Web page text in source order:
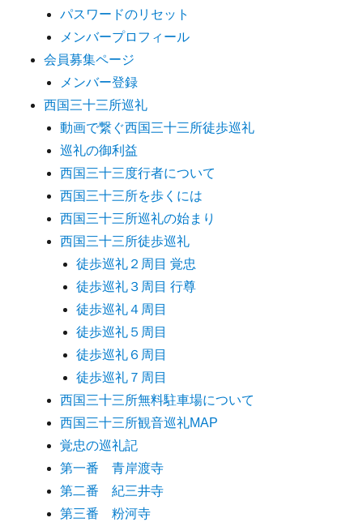
パスワードのリセット
メンバープロフィール
会員募集ページ
メンバー登録
西国三十三所巡礼
動画で繋ぐ西国三十三所徒歩巡礼
巡礼の御利益
西国三十三度行者について
西国三十三所を歩くには
西国三十三所巡礼の始まり
西国三十三所徒歩巡礼
徒歩巡礼２周目 覚忠
徒歩巡礼３周目 行尊
徒歩巡礼４周目
徒歩巡礼５周目
徒歩巡礼６周目
徒歩巡礼７周目
西国三十三所無料駐車場について
西国三十三所観音巡礼MAP
覚忠の巡礼記
第一番 青岸渡寺
第二番 紀三井寺
第三番 粉河寺